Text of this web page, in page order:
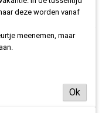
die Boxen - Bordeaux
deze worden vanaf
meenemen, maar
Ok